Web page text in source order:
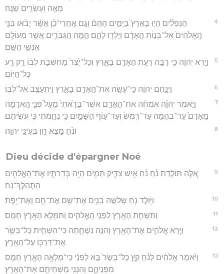
מֵאָ֥ה וְעֶשְׂרִ֖ים שָׁנָֽה׃
4
הַנְּפִלִ֞ים הָי֣וּ בָאָרֶץ֮ בַּיָּמִ֣ים הָהֵם֒ וְגַ֣ם אַֽחֲרֵי־כֵ֗ן אֲשֶׁ֨ר יָבֹ֜אוּ בְּנֵ֤י
הָֽאֱלֹהִים֙ אֶל־בְּנ֣וֹת הָֽאָדָ֔ם וְיָלְד֖וּ לָהֶ֑ם הֵ֧מָּה הַגִּבֹּרִ֛ים אֲשֶׁ֥ר מֵעוֹלָ֖ם
אַנְשֵׁ֥י הַשֵּֽׁם׃
5
וַיַּ֣רְא יְהוָ֔ה כִּ֥י רַבָּ֛ה רָעַ֥ת הָאָדָ֖ם בָּאָ֑רֶץ וְכָל־יֵ֙צֶר֙ מַחְשְׁבֹ֣ת לִבּ֔וֹ רַ֥ק רַ֖ע
כָּל־הַיּֽוֹם׃
6 וַיִּנָּ֣חֶם יְהוָ֔ה כִּֽי־עָשָׂ֥ה אֶת־הָֽאָדָ֖ם בָּאָ֑רֶץ וַיִּתְעַצֵּ֖ב אֶל־לִבּֽוֹ׃
7
וַיֹּ֣אמֶר יְהוָ֗ה אֶמְחֶ֨ה אֶת־הָאָדָ֤ם אֲשֶׁר־בָּרָ֙אתִי֙ מֵעַל֙ פְּנֵ֣י הָֽאֲדָמָ֔ה
מֵֽאָדָם֙ עַד־בְּהֵמָ֔ה עַד־רֶ֖מֶשׂ וְעַד־ע֣וֹף הַשָּׁמָ֑יִם כִּ֥י נִחַ֖מְתִּי כִּ֥י עֲשִׂיתִֽם׃
8 וְנֹ֕חַ מָ֥צָא חֵ֖ן בְּעֵינֵ֥י יְהוָֽה׃
Dieu décide d'épargner Noé
9
אֵ֚לֶּה תּוֹלְדֹ֣ת נֹ֔חַ נֹ֗חַ אִ֥ישׁ צַדִּ֛יק תָּמִ֥ים הָיָ֖ה בְּדֹֽרֹתָ֑יו אֶת־הָֽאֱלֹהִ֖ים
הִֽתְהַלֶּךְ־נֹֽחַ׃
10 וַיּ֥וֹלֶד נֹ֖חַ שְׁלֹשָׁ֣ה בָנִ֑ים אֶת־שֵׁ֖ם אֶת־חָ֥ם וְאֶת־יָֽפֶת׃
11 וַתִּשָּׁחֵ֥ת הָאָ֖רֶץ לִפְנֵ֣י הָֽאֱלֹהִ֑ים וַתִּמָּלֵ֥א הָאָ֖רֶץ חָמָֽס׃
12
וַיַּ֧רְא אֱלֹהִ֛ים אֶת־הָאָ֖רֶץ וְהִנֵּ֣ה נִשְׁחָ֑תָה כִּֽי־הִשְׁחִ֧ית כָּל־בָּשָׂ֛ר
אֶת־דַּרְכּ֖וֹ עַל־הָאָֽרֶץ׃
13
וַיֹּ֨אמֶר אֱלֹהִ֜ים לְנֹ֗חַ קֵ֤ץ כָּל־בָּשָׂר֙ בָּ֣א לְפָנַ֔י כִּֽי־מָלְאָ֥ה הָאָ֛רֶץ חָמָ֖ס
מִפְּנֵיהֶ֑ם וְהִנְנִ֥י מַשְׁחִיתָ֖ם אֶת־הָאָֽרֶץ׃